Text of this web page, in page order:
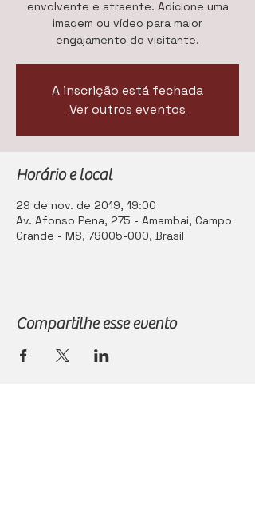
envolvente e atraente. Adicione uma
imagem ou vídeo para maior
engajamento do visitante.
A inscrição está fechada
Ver outros eventos
Horário e local
29 de nov. de 2019, 19:00
Av. Afonso Pena, 275 - Amambai, Campo
Grande - MS, 79005-000, Brasil
Compartilhe esse evento